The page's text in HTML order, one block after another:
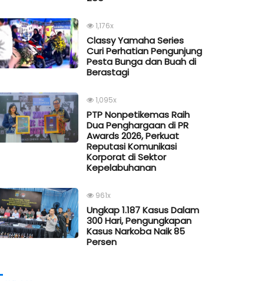
1,176x
Classy Yamaha Series
Curi Perhatian Pengunjung
Pesta Bunga dan Buah di
Berastagi
1,095x
PTP Nonpetikemas Raih
Dua Penghargaan di PR
Awards 2026, Perkuat
Reputasi Komunikasi
Korporat di Sektor
Kepelabuhanan
961x
Ungkap 1.187 Kasus Dalam
300 Hari, Pengungkapan
Kasus Narkoba Naik 85
Persen